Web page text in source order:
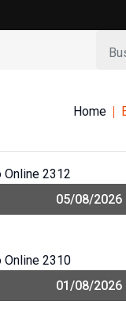
Home
05/08/2026
01/08/2026